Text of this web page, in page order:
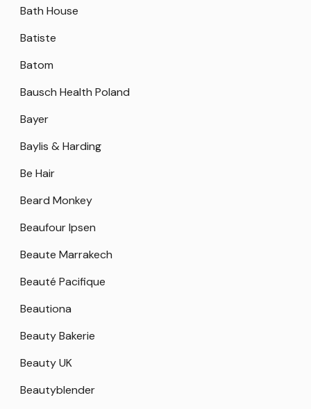
Bath House
Batiste
Batom
Bausch Health Poland
Bayer
Baylis & Harding
Be Hair
Beard Monkey
Beaufour Ipsen
Beaute Marrakech
Beauté Pacifique
Beautiona
Beauty Bakerie
Beauty UK
Beautyblender